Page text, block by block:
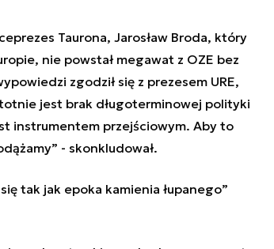
Taurona, Jarosław Broda, który
nie powstał megawat z OZE bez
zgodził się z prezesem URE,
jest brak długoterminowej polityki
instrumentem przejściowym. Aby to
- skonkludował.
tak jak epoka kamienia łupanego”